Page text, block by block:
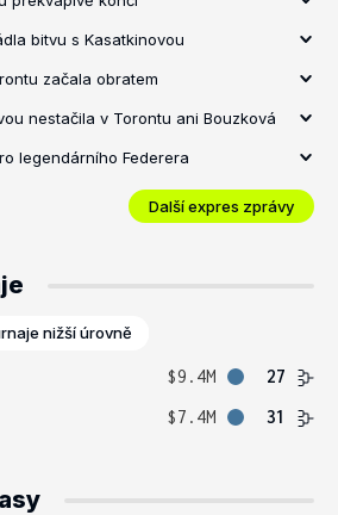
bitvu s Kasatkinovou
začala obratem
nestačila v Torontu ani Bouzková
legendárního Federera
Další expres zprávy
nižší úrovně
$9.4M
27
$7.4M 31